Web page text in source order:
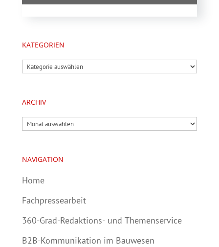
KATEGORIEN
Kategorien
ARCHIV
Archiv
NAVIGATION
Home
Fachpressearbeit
360-Grad-Redaktions- und Themenservice
B2B-Kommunikation im Bauwesen